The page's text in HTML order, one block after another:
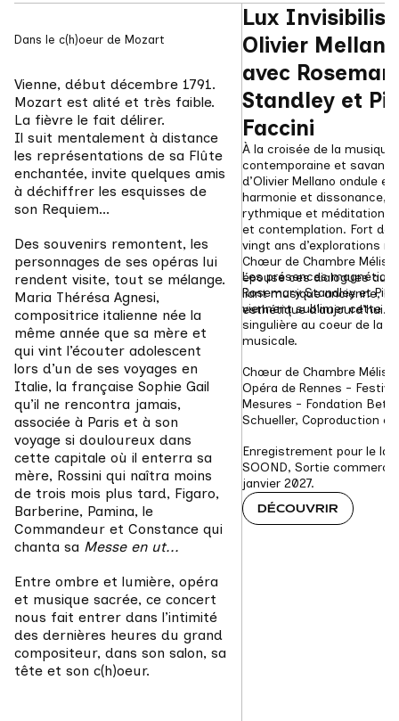
Dans le c(h)oeur de Mozart
Vienne, début décembre 1791.
Mozart est alité et très faible.
La fièvre le fait délirer.
Il suit mentalement à distance
les représentations de sa Flûte
enchantée, invite quelques amis
à déchiffrer les esquisses de
son Requiem...
Des souvenirs remontent, les
personnages de ses opéras lui
rendent visite, tout se mélange.
Maria Thérésa Agnesi,
compositrice italienne née la
même année que sa mère et
qui vint l’écouter adolescent
lors d’un de ses voyages en
Italie, la française Sophie Gail
qu’il ne rencontra jamais,
associée à Paris et à son
voyage si douloureux dans
cette capitale où il enterra sa
mère, Rossini qui naîtra moins
de trois mois plus tard, Figaro,
Barberine, Pamina, le
Commandeur et Constance qui
chanta sa Messe en ut...
Entre ombre et lumière, opéra
et musique sacrée, ce concert
nous fait entrer dans l’intimité
des dernières heures du grand
compositeur, dans son salon, sa
tête et son c(h)oeur.
Lux Invisibilis
Olivier
avec
Standley et
Faccini
À la croisée de la musique
contemporaine et
d’Olivier Mellano ondule
harmonie et dissonance,
rythmique et méditation,
et contemplation. Fort de
vingt ans d’explorations
Chœur de Chambre
épouse ces dialogues
liant musique ancienne,
esthétique d’aujourd’hui.
Les présences
Rosemary Standley et
viennent sublimer cette
singulière au coeur de la
musicale.
Chœur de Chambre
Opéra de Rennes -
Mesures - Fondation
Schueller, Coproduction
Enregistrement pour le
SOOND, Sortie
janvier 2027.
DÉCOUVRIR